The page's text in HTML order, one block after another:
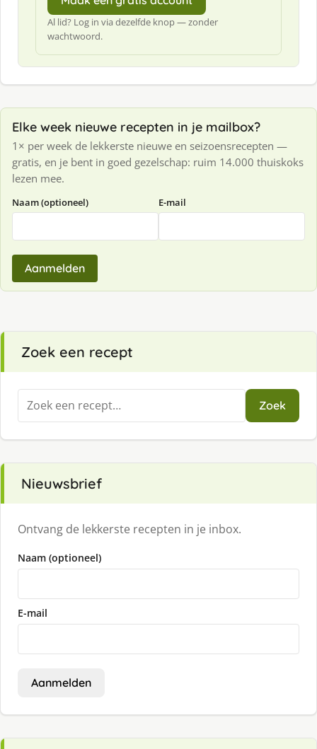
Al lid? Log in via dezelfde knop — zonder
wachtwoord.
Elke week nieuwe recepten in je mailbox?
1× per week de lekkerste nieuwe en seizoensrecepten —
gratis, en je bent in goed gezelschap: ruim 14.000 thuiskoks
lezen mee.
Naam (optioneel) E-mail
Aanmelden
Zoek een recept
Zoeken
naar:
Zoek
Nieuwsbrief
Ontvang de lekkerste recepten in je inbox.
Naam (optioneel)
E-mail
Aanmelden